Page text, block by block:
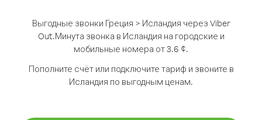
Выгодные звонки Греция > Исландия через Viber
Out.Минута звонка в Исландия на городские и
мобильные номера от 3.6 ¢.
Пополните счёт или подключите тариф и звоните в
Исландия по выгодным ценам.